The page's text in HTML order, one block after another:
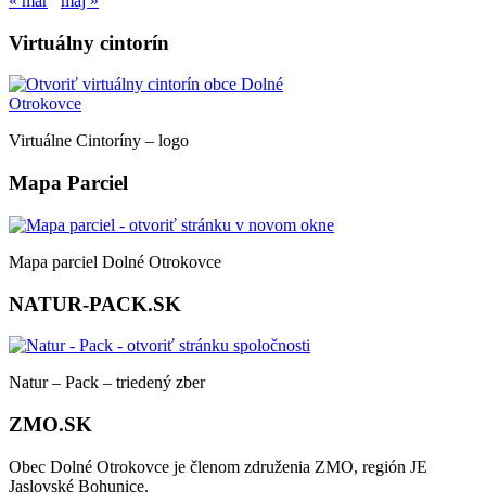
Virtuálny cintorín
Virtuálne Cintoríny – logo
Mapa Parciel
Mapa parciel Dolné Otrokovce
NATUR-PACK.SK
Natur – Pack – triedený zber
ZMO.SK
Obec Dolné Otrokovce je členom združenia ZMO, región JE
Jaslovské Bohunice.